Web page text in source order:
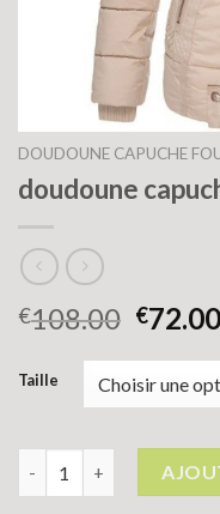
DOUDOUNE CAPUCHE
doudoune
€108.00 €72.00
Taille
quantité de doudoune